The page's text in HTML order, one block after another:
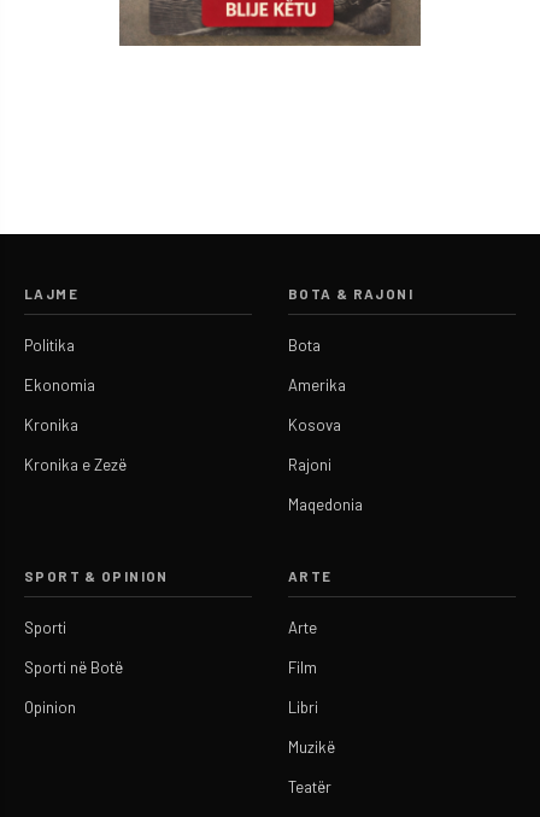
LAJME
Politika
Ekonomia
Kronika
Kronika e Zezë
BOTA & RAJONI
Bota
Amerika
Kosova
Rajoni
Maqedonia
SPORT & OPINION
Sporti
Sporti në Botë
Opinion
ARTE
Arte
Film
Libri
Muzikë
Teatër